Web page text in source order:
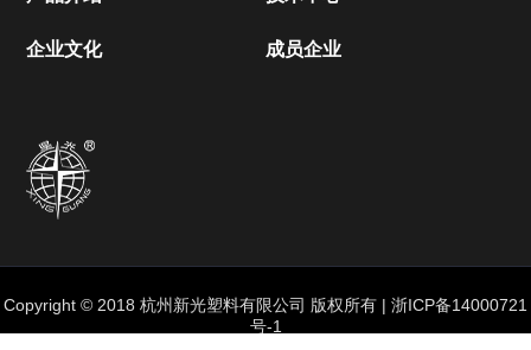
共挤流延聚丙烯薄膜(cpp)系列产品
企业文化 成员企业
Copyright © 2018 杭州新光塑料有限公司 版权所有 | 浙ICP备14000721
号-1